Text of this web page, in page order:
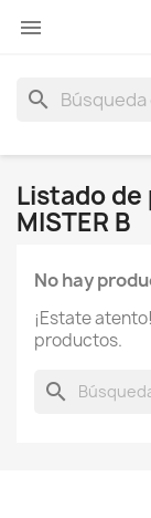

search
Listado
MISTER B
No hay
¡Estate
productos.
search